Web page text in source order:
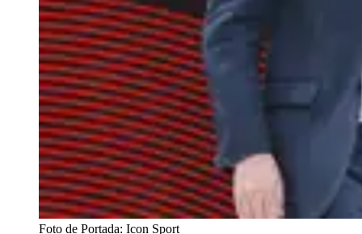
Foto de Portada: Icon Sport